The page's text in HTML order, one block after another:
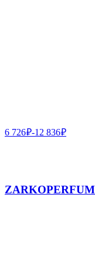
6 726₽-12 836₽